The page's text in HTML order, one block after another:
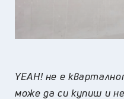
YEAH! не е
може да си купиш и